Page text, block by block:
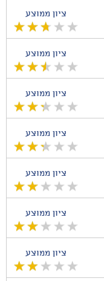
ציון ממוצע
ציון ממוצע
ציון ממוצע
ציון ממוצע
ציון ממוצע
ציון ממוצע
ציון ממוצע